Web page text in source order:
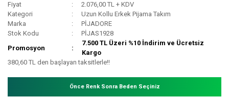
Fiyat
2.076,00 TL + KDV
Kategori
Uzun Kollu Erkek Pijama Takım
Marka
PİJADORE
Stok Kodu
PİJAS1928
Promosyon
7.500 TL Üzeri %10 İndirim ve Ücretsiz
Kargo
380,60 TL den başlayan taksitlerle!!
Önce Renk Sonra Beden Seçiniz